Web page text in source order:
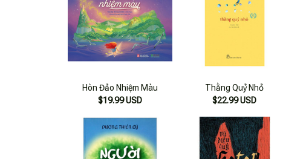
Hòn Đảo Nhiệm Màu
$19.99 USD
Thằng Quỷ Nhỏ
$22.99 USD